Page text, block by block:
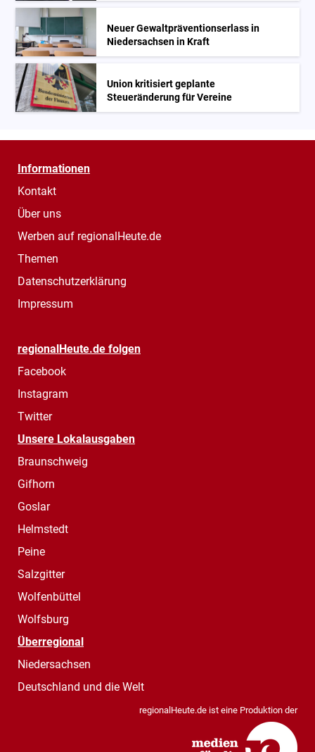
Neuer Gewaltpräventionserlass in
Niedersachsen in Kraft
Union kritisiert geplante
Steueränderung für Vereine
Informationen
Kontakt
Über uns
Werben auf regionalHeute.de
Themen
Datenschutzerklärung
Impressum
regionalHeute.de folgen
Facebook
Instagram
Twitter
Unsere Lokalausgaben
Braunschweig
Gifhorn
Goslar
Helmstedt
Peine
Salzgitter
Wolfenbüttel
Wolfsburg
Überregional
Niedersachsen
Deutschland und die Welt
regionalHeute.de ist eine Produktion der